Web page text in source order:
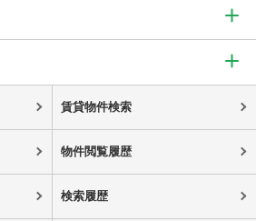
賃貸物件検索
物件閲覧履歴
検索履歴